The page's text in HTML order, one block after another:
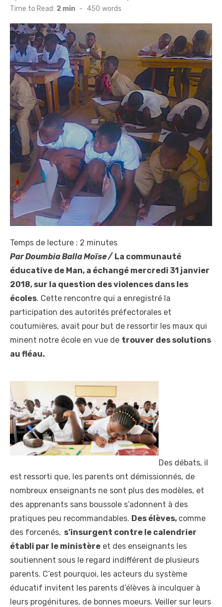
on
Time to Read: 2 min - 450 words
Temps de lecture : 2 minutes
Par Doumbia Balla Moïse / La communauté
éducative de Man, a échangé mercredi 31 janvier
2018, sur la question des violences dans les
écoles. Cette rencontre qui a enregistré la
participation des autorités préfectorales et
coutumières, avait pour but de ressortir les maux qui
minent notre école en vue de trouver des solutions
au fléau.
Des débats, il
est ressorti que, les parents ont démissionnés, de
nombreux enseignants ne sont plus des modèles, et
des apprenants sans boussole s’adonnent à des
pratiques peu recommandables. Des élèves, comme
des forcenés, s’insurgent contre le calendrier
établi par le ministère et des enseignants les
soutiennent sous le regard indifférent de plusieurs
parents. C’est pourquoi, les acteurs du système
éducatif invitent les parents d’élèves à inculquer à
leurs progénitures, de bonnes moeurs. Veiller sur leurs